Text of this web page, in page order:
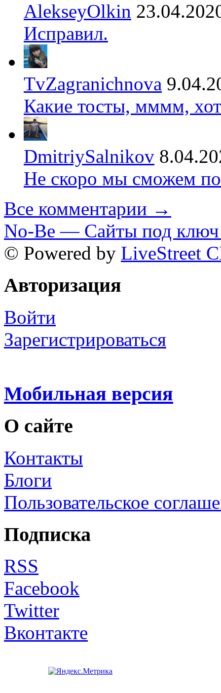
AlekseyOlkin
Исправил.
TvZagranichnova
Какие тосты, мммм,
DmitriySalnikov
Не скоро мы сможем
Все комментарии →
No-Be — Сайты под ключ
© Powered by LiveStreet
Авторизация
Войти
Зарегистрироваться
Мобильная версия
О сайте
Контакты
Блоги
Пользовательское
Подписка
RSS
Facebook
Twitter
Вконтакте